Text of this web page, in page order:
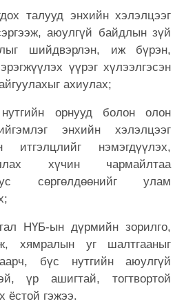
талууд энхийн хэлэлцээг
аюулгүй байдлын зүй
шийдвэрлэн, иж бүрэн,
үүрэг хүлээлгэсэн
ахиулах;
нутгийн орнууд болон олон
энхийн хэлэлцээг
итгэлцлийг нэмэгдүүлэх,
хүчин чармайлтаа
сөргөлдөөнийг улам
НҮБ-ын дүрмийн зорилго,
хямралын уг шалтгааныг
бүс нутгийн аюулгүй
үр ашигтай, тогтвортой
ёстой гэжээ.